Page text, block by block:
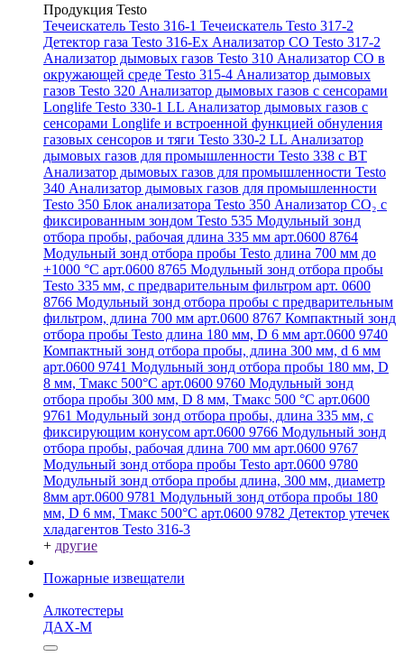
Продукция Testo
Течеискатель Testo 316-1 Течеискатель Testo 317-2
Детектор газа Testo 316-Ex Анализатор CO Testo 317-2
Анализатор дымовых газов Testo 310 Анализатор CO в
окружающей среде Testo 315-4 Анализатор дымовых
газов Testo 320 Анализатор дымовых газов с сенсорами
Longlife Testo 330-1 LL Анализатор дымовых газов с
сенсорами Longlife и встроенной функцией обнуления
газовых сенсоров и тяги Testo 330-2 LL Анализатор
дымовых газов для промышленности Testo 338 с BT
Анализатор дымовых газов для промышленности Testo
340 Анализатор дымовых газов для промышленности
Testo 350 Блок анализатора Testo 350 Анализатор СО₂ с
фиксированным зондом Testo 535 Модульный зонд
отбора пробы, рабочая длина 335 мм арт.0600 8764
Модульный зонд отбора пробы Testo длина 700 мм до
+1000 °С арт.0600 8765 Модульный зонд отбора пробы
Testo 335 мм, с предварительным фильтром арт. 0600
8766 Модульный зонд отбора пробы с предварительным
фильтром, длина 700 мм арт.0600 8767 Компактный зонд
отбора пробы Testo длина 180 мм, D 6 мм арт.0600 9740
Компактный зонд отбора пробы, длина 300 мм, d 6 мм
арт.0600 9741 Модульный зонд отбора пробы 180 мм, D
8 мм, Tмакс 500°С арт.0600 9760 Модульный зонд
отбора пробы 300 мм, D 8 мм, Tмакс 500 °C арт.0600
9761 Модульный зонд отбора пробы, длина 335 мм, с
фиксирующим конусом арт.0600 9766 Модульный зонд
отбора пробы, рабочая длина 700 мм арт.0600 9767
Модульный зонд отбора пробы Testo арт.0600 9780
Модульный зонд отбора пробы длина, 300 мм, диаметр
8мм арт.0600 9781 Модульный зонд отбора пробы 180
мм, D 6 мм, Tмакс 500°С арт.0600 9782 Детектор утечек
хладагентов Testo 316-3
+ другие
Пожарные извещатели
Алкотестеры
ДАХ-М